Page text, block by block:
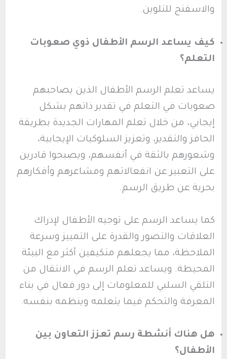
والاسفنج للتلوين.
كيف يساعد الرسم الأطفال ذوي صعوبات
التعلم؟
يساعد تعلم الرسم الأطفال الذين يصاحبهم
صعوبات في التعلم في تقدير ذاتهم بشكل
إيجابي، من خلال تعلم المهارات الجديدة بطريقة
الحافز والتقدير، وتعزيز السلوكيات الإيجابية،
وشعورهم بالثقة في أنفسهم، ويصبحوا قادرين
على التعبير عن انفعالاتهم ومشاعرهم وأفكارهم
بحرية عن طريق الرسم.
كما يساعد الرسم على توجيه الأطفال لإدراك
العلاقات والتصور والقدرة على التمييز وسرعة
الملاحظة، مما يجعلهم متكيفين أكثر مع البيئة
المحيطة. ويساعد تعلم الرسم في الانتقال من
التلقي السلبي للمعلومات إلى دور فعال في بناء
المعرفة والتحكم فيما يتعلمه وينظمه بنفسه.
هل هناك أنشطة رسم تعزز التعاون بين
الأطفال؟